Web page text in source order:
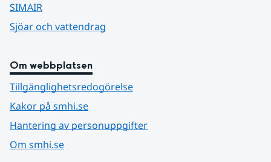
SIMAIR
Sjöar och vattendrag
Om webbplatsen
Tillgänglighetsredogörelse
Kakor på smhi.se
Hantering av personuppgifter
Om smhi.se